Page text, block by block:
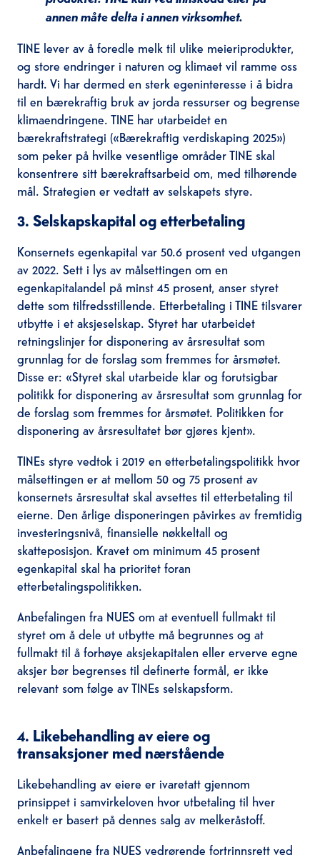
annen måte delta i annen virksomhet.
TINE lever av å foredle melk til ulike meieriprodukter,
og store endringer i naturen og klimaet vil ramme oss
hardt. Vi har dermed en sterk egeninteresse i å bidra
til en bærekraftig bruk av jorda ressurser og begrense
klimaendringene. TINE har utarbeidet en
bærekraftstrategi («Bærekraftig verdiskaping 2025»)
som peker på hvilke vesentlige områder TINE skal
konsentrere sitt bærekraftsarbeid om, med tilhørende
mål. Strategien er vedtatt av selskapets styre.
3. Selskapskapital og etterbetaling
Konsernets egenkapital var 50.6 prosent ved utgangen
av 2022. Sett i lys av målsettingen om en
egenkapitalandel på minst 45 prosent, anser styret
dette som tilfredsstillende. Etterbetaling i TINE tilsvarer
utbytte i et aksjeselskap. Styret har utarbeidet
retningslinjer for disponering av årsresultat som
grunnlag for de forslag som fremmes for årsmøtet.
Disse er: «Styret skal utarbeide klar og forutsigbar
politikk for disponering av årsresultat som grunnlag for
de forslag som fremmes for årsmøtet. Politikken for
disponering av årsresultatet bør gjøres kjent».
TINEs styre vedtok i 2019 en etterbetalingspolitikk hvor
målsettingen er at mellom 50 og 75 prosent av
konsernets årsresultat skal avsettes til etterbetaling til
eierne. Den årlige disponeringen påvirkes av fremtidig
investeringsnivå, finansielle nøkkeltall og
skatteposisjon. Kravet om minimum 45 prosent
egenkapital skal ha prioritet foran
etterbetalingspolitikken.
Anbefalingen fra NUES om at eventuell fullmakt til
styret om å dele ut utbytte må begrunnes og at
fullmakt til å forhøye aksjekapitalen eller erverve egne
aksjer bør begrenses til definerte formål, er ikke
relevant som følge av TINEs selskapsform.
4. Likebehandling av eiere og
transaksjoner med nærstående
Likebehandling av eiere er ivaretatt gjennom
prinsippet i samvirkeloven hvor utbetaling til hver
enkelt er basert på dennes salg av melkeråstoff.
Anbefalingene fra NUES vedrørende fortrinnsrett ved